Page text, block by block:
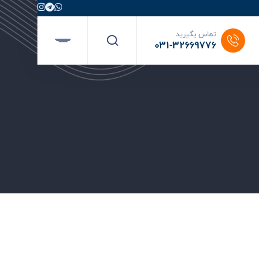
تماس بگیرید
031-32669776